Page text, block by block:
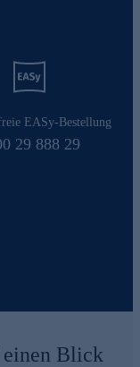
EASy-Bestellung
29 888 29
Blick